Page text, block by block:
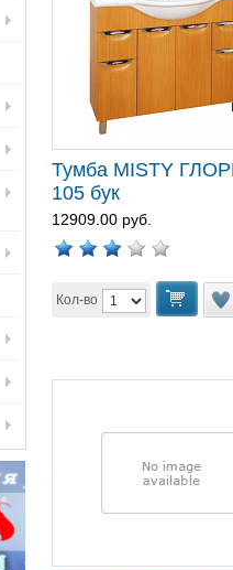
Тумба MISTY
105 бук
12909.00 руб.
Кол-во